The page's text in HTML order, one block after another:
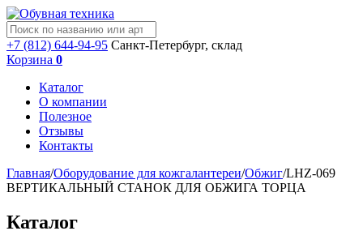
+7 (812) 644-94-95 Санкт-Петербург, склад
Корзина 0
Каталог
О компании
Полезное
Отзывы
Контакты
Главная/Оборудование для кожгалантереи/Обжиг/LHZ-069
ВЕРТИКАЛЬНЫЙ СТАНОК ДЛЯ ОБЖИГА ТОРЦА
Каталог